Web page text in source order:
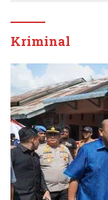
Kriminal